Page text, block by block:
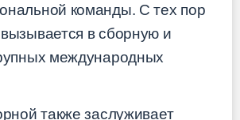
команды. С тех пор
в сборную и
международных
также заслуживает